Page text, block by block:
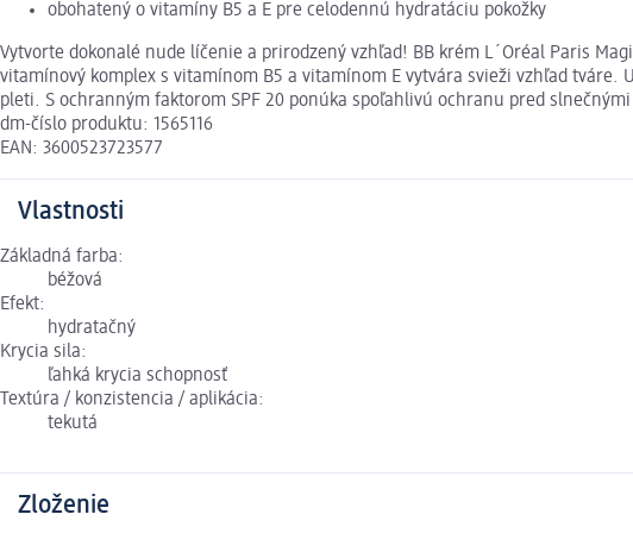
obohatený o vitamíny B5 a E pre celodennú hydratáciu pokožky
Vytvorte dokonalé nude líčenie a prirodzený vzhľad! BB krém L´Oréal Paris
vitamínový komplex s vitamínom B5 a vitamínom E vytvára svieži vzhľad
pleti. S ochranným faktorom SPF 20 ponúka spoľahlivú ochranu pred
dm-číslo produktu: 1565116
EAN: 3600523723577
Vlastnosti
Základná farba:
béžová
Efekt:
hydratačný
Krycia sila:
ľahká krycia schopnosť
Textúra / konzistencia / aplikácia:
tekutá
Zloženie